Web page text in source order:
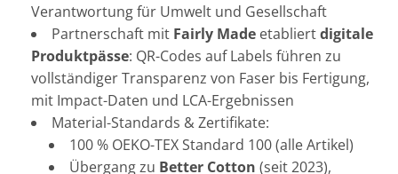
Verantwortung für Umwelt und Gesellschaft
Partnerschaft mit Fairly Made etabliertdigitale
Produktpässe: QR-Codes auf Labels führen zu
vollständiger Transparenz von Faser bis Fertigung,
mit Impact-Daten und LCA-Ergebnissen
Material-Standards & Zertifikate:
100 % OEKO-TEX Standard 100 (alle Artikel)
Übergang zu Better Cotton (seit 2023),